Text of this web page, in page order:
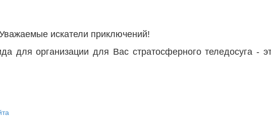
искатели приключений!
для организации для Вас стратосферного теледосуга -